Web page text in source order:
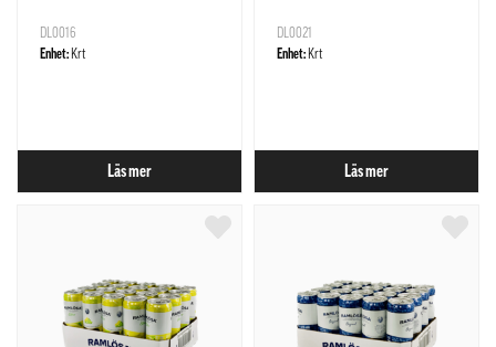
DL0016
Enhet: Krt
Läs mer
DL0021
Enhet: Krt
Läs mer